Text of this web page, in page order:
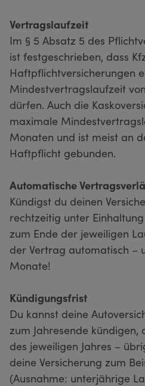
Vertragslaufzeit
Im § 5 Absatz 5 des
ist festgeschrieben, dass
Haftpflichtversicherungen
Mindestvertragslaufzeit
dürfen. Auch die
maximale
Monaten und ist meist an
Haftpflicht gebunden.
Automatische
Kündigst du deinen
rechtzeitig unter
zum Ende der jeweiligen
der Vertrag automatisch –
Monate!
Kündigungsfrist
Du kannst deine
zum Jahresende kündigen,
des jeweiligen Jahres –
deine Versicherung zum
(Ausnahme: unterjährige